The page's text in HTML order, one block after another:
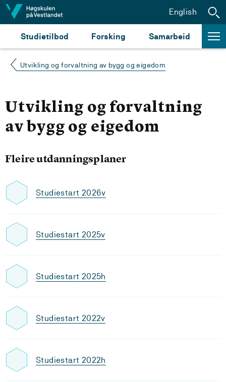
Hopp til innhald
Studietilbod Forsking Samarbeid
English
Utvikling og forvaltning av bygg og eigedom
Utvikling og forvaltning
av bygg og eigedom
Fleire utdanningsplaner
Studiestart 2026v
Studiestart 2025v
Studiestart 2025h
Studiestart 2022v
Studiestart 2022h